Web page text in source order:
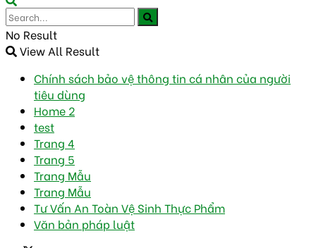
No Result
View All Result
Chính sách bảo vệ thông tin cá nhân của người
tiêu dùng
Home 2
test
Trang 4
Trang 5
Trang Mẫu
Trang Mẫu
Tư Vấn An Toàn Vệ Sinh Thực Phẩm
Văn bản pháp luật